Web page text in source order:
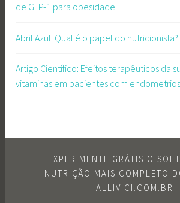
de GLP-1 para obesidade
Abril Azul: Qual é o papel do nutricionista?
Artigo Científico: Efeitos terapêuticos da
vitaminas em pacientes com
EXPERIMENTE GRÁTIS O
NUTRIÇÃO MAIS COMPLETO
ALLIVICI.COM.BR